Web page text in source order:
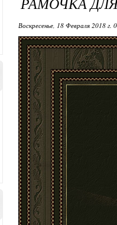
Воскресенье, 18 Февраля 2018 г.